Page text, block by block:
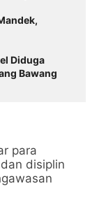
Diduga
Bawang
para
disiplin